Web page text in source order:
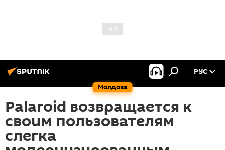
Молдова
РУС
Palaroid возвращается к
своим пользователям
слегка